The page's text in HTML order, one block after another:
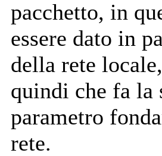
pacchetto, in
essere dato in
della rete
quindi che fa la
parametro
rete.